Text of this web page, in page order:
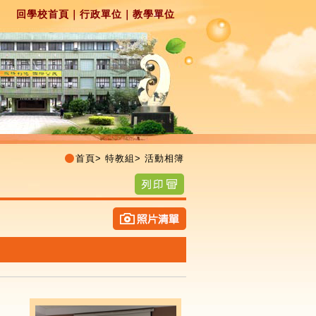
回學校首頁 ｜行政單位 教學單位
首頁> 特教組 > 活動相簿